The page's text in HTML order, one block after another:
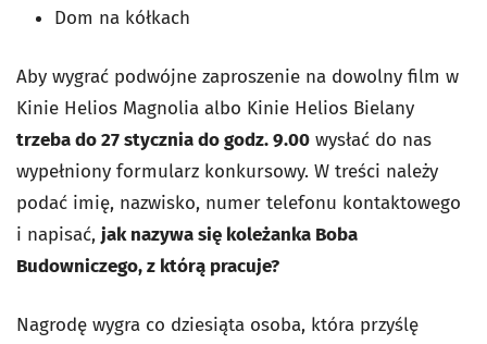
Dom na kółkach
Aby wygrać podwójne zaproszenie na dowolny film w
Kinie Helios Magnolia albo Kinie Helios Bielany
trzeba do 27 stycznia do godz. 9.00 wysłać do nas
wypełniony formularz konkursowy. W treści należy
podać imię, nazwisko, numer telefonu kontaktowego
i napisać, jak nazywa się koleżanka Boba
Budowniczego, z którą pracuje?
Nagrodę wygra co dziesiąta osoba, która przyślę